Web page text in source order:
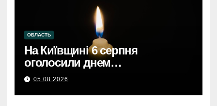
ОБЛАСТЬ
На Київщині 6 серпня
оголосили днем
жалобиКиївщина в жалобі: 6
серпня – день скорботи за
загиблими.
05.08.2026